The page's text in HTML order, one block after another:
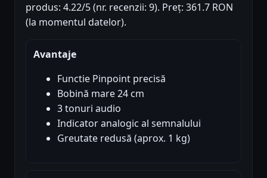
produs: 4.22/5 (nr. recenzii: 9). Preț: 361.7 RON
(la momentul datelor).
Avantaje
Functie Pinpoint precisă
Bobină mare 24 cm
3 tonuri audio
Indicator analogic al semnalului
Greutate redusă (aprox. 1 kg)